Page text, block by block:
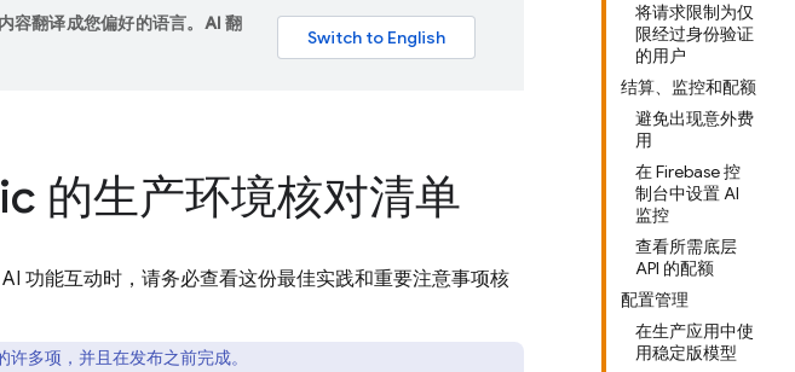
将请求限制为仅
限经过身份验证
的用户
结算、监控和配额
避免出现意外费
用
在 Firebase 控
制台中设置 AI
监控
查看所需底层
API 的配额
配置管理
在生产应用中使
用稳定版模型
容翻译成您偏好的语言。AI 翻
的生产环境核对清单
功能互动时，请务必查看这份最佳实践和重要注意事项核
多项，并且在发布之前完成。